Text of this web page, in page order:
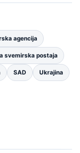
agencija
svemirska postaja
SAD Ukrajina